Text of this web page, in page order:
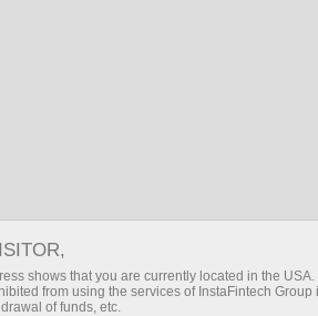
день сотни крупных
фишинг-
shows that you are currently located in the
from using the services of InstaFintech
of funds, etc.